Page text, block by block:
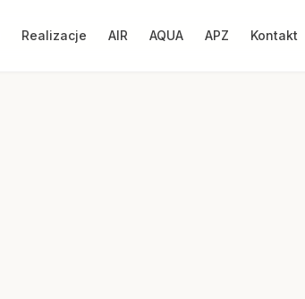
Realizacje AIR AQUA APZ Kontakt